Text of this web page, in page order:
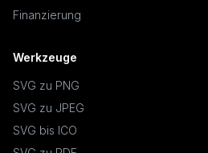
Finanzierung
Werkzeuge
SVG zu PNG
SVG zu JPEG
SVG bis ICO